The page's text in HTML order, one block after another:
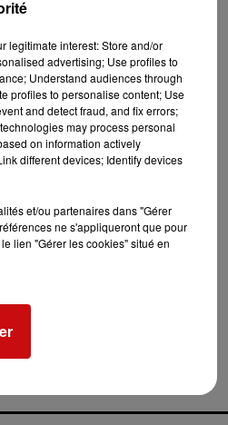
d’usure
autour de
la
en place
à l’eau.
présentée
legitimate interest: Store and/or
advertising; Use profiles to
Understand audiences through
profiles to personalise content; Use
and detect fraud, and fix errors;
may process personal
on information actively
different devices; Identify devices
et/ou partenaires dans "Gérer
ne s'appliqueront que pour
lien "Gérer les cookies" situé en